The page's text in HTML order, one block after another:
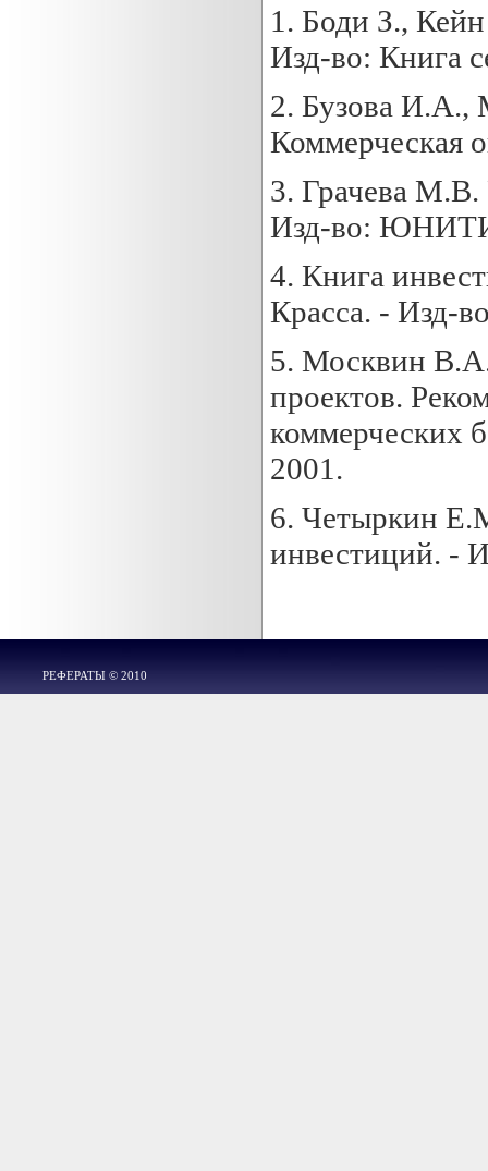
1. Боди З.,
Изд-во: Книга
2. Бузова И.А.,
Коммерческая
3. Грачева М.В.
Изд-во:
4. Книга
Красса. - Изд-
5. Москвин
проектов.
коммерческих
2001.
6. Четыркин
инвестиций. -
РЕФЕРАТЫ © 2010